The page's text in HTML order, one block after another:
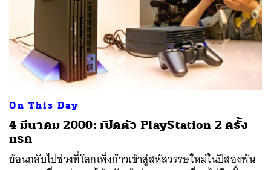
On This Day
4 มีนาคม 2000: เปิดตัว PlayStation 2 ครั้ง
แรก
ย้อนกลับไปช่วงที่โลกเพิ่งก้าวเข้าสู่สหัสวรรษใหม่ในปีสองพัน